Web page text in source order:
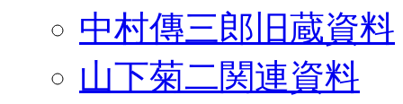
中村傳三郎旧蔵資料
山下菊二関連資料